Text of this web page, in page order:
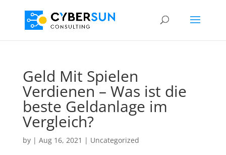
Geld Mit Spielen
Verdienen – Was ist die
beste Geldanlage im
Vergleich?
by | Aug 16, 2021 | Uncategorized